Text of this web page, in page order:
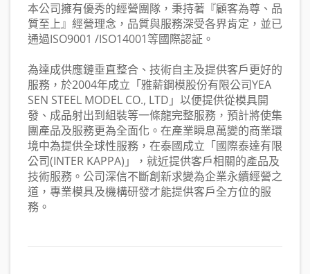
本公司擁有優秀的經營團隊，秉持著『顧客為尊、品
質至上』經營理念，品質與服務深受各界肯定，並已
通過ISO9001 /ISO14001等國際認証。
為達成供應鏈垂直整合、技術自主及提供客戶更好的
服務，於2004年成立「雅薪鋼模股份有限公司YEA
SEN STEEL MODEL CO., LTD」以便提供從模具開
發、成品射出到組裝等一條龍完整服務，預計將使集
團產品及服務更為全面化。在產業瞬息萬變的商業環
境中為提供全球性服務，在泰國成立「國際泰達有限
公司(INTER KAPPA)」，就近提供客戶相關的產品及
技術服務。公司深信不斷創新求變為企業永續經營之
道，專業模具及機構研發才能提供客戶全方位的服
務。